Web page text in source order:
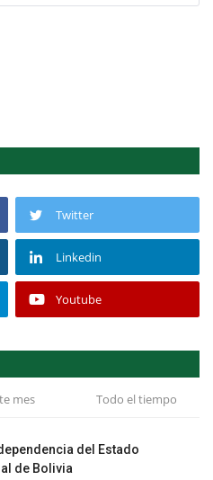
Twitter
Linkedin
Youtube
mes Todo el tiempo
del Estado
de Bolivia